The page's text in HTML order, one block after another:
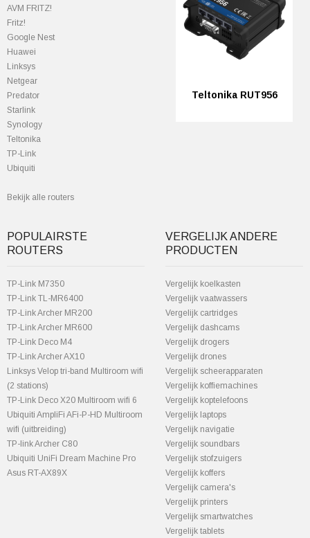
AVM FRITZ!
Fritz!
Google Nest
Huawei
Linksys
Netgear
Predator
StarIink
Synology
Teltonika
TP-Link
Ubiquiti
Bekijk alle routers
Teltonika RUT956
POPULAIRSTE
ROUTERS
TP-Link M7350
TP-Link TL-MR6400
TP-Link Archer MR200
TP-Link Archer MR600
TP-Link Deco M4
TP-Link Archer AX10
Linksys Velop tri-band Multiroom wifi
(2 stations)
TP-Link Deco X20 Multiroom wifi 6
Ubiquiti AmpliFi AFi-P-HD Multiroom
wifi (uitbreiding)
TP-link Archer C80
Ubiquiti UniFi Dream Machine Pro
Asus RT-AX89X
VERGELIJK ANDERE
PRODUCTEN
Vergelijk koelkasten
Vergelijk vaatwassers
Vergelijk cartridges
Vergelijk dashcams
Vergelijk drogers
Vergelijk drones
Vergelijk scheerapparaten
Vergelijk koffiemachines
Vergelijk koptelefoons
Vergelijk laptops
Vergelijk navigatie
Vergelijk soundbars
Vergelijk stofzuigers
Vergelijk koffers
Vergelijk camera's
Vergelijk printers
Vergelijk smartwatches
Vergelijk tablets